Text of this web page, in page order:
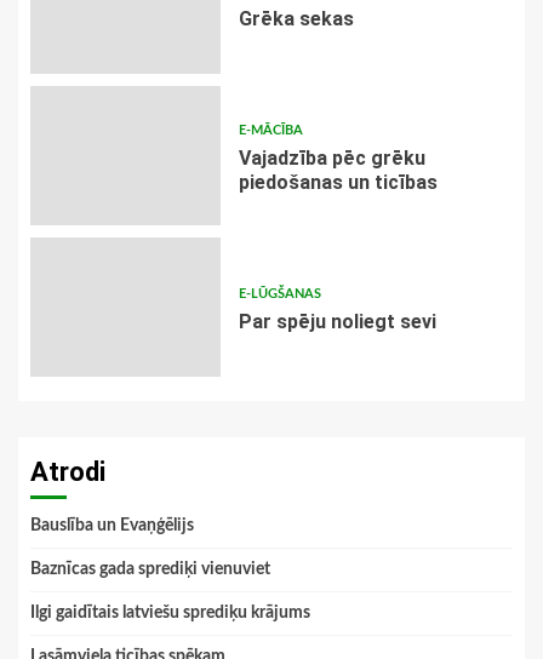
Grēka sekas
E-MĀCĪBA
Vajadzība pēc grēku
piedošanas un ticības
E-LŪGŠANAS
Par spēju noliegt sevi
Atrodi
Bauslība un Evaņģēlijs
Baznīcas gada sprediķi vienuviet
Ilgi gaidītais latviešu sprediķu krājums